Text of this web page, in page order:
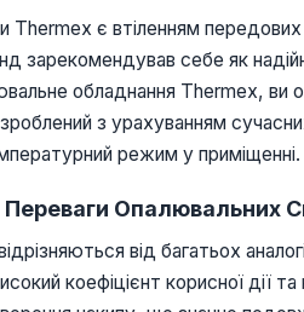
Thermex є втіленням
зарекомендував себе як
обладнання Thermex, ви
з урахуванням
режим у приміщенні.
Переваги Опалювальних
від багатьох
коефіцієнт корисної дії